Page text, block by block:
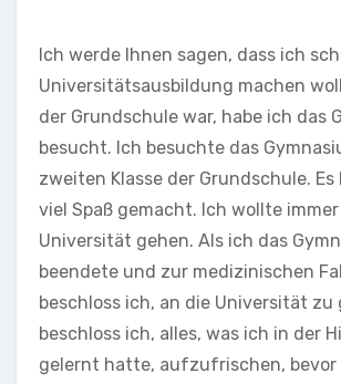
Ich werde Ihnen sagen, dass ich
Universitätsausbildung machen
der Grundschule war, habe ich das
besucht. Ich besuchte das
zweiten Klasse der Grundschule.
viel Spaß gemacht. Ich wollte
Universität gehen. Als ich das
beendete und zur medizinischen
beschloss ich, an die Universität zu
beschloss ich, alles, was ich in der
gelernt hatte, aufzufrischen, bevor